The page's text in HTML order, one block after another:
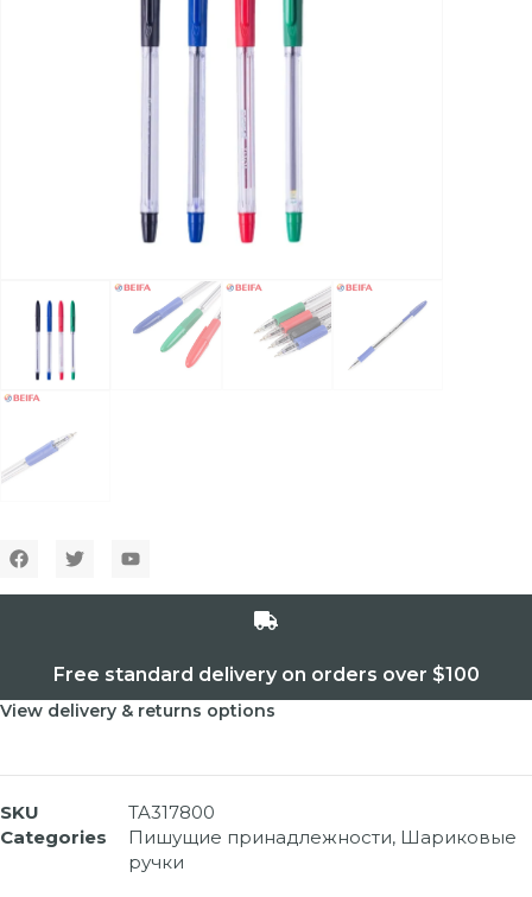
Free standard delivery on orders over $100
View delivery & returns options
SKU
TA317800
Categories
Пишущие принадлежности, Шариковые
ручки